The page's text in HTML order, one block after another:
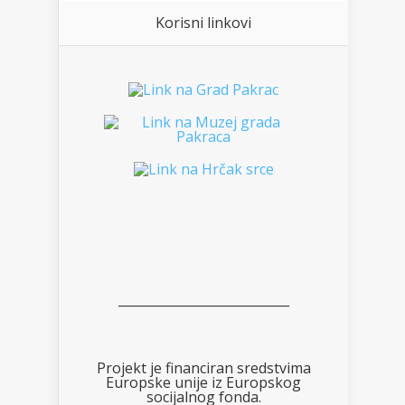
Korisni linkovi
Projekt je financiran sredstvima
Europske unije iz Europskog
socijalnog fonda.